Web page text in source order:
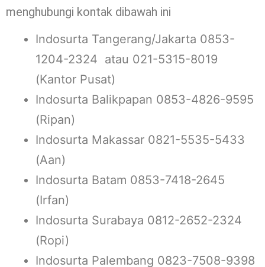
menghubungi kontak dibawah ini
Indosurta Tangerang/Jakarta 0853-
1204-2324 atau 021-5315-8019
(Kantor Pusat)
Indosurta Balikpapan 0853-4826-9595
(Ripan)
Indosurta Makassar 0821-5535-5433
(Aan)
Indosurta Batam 0853-7418-2645
(Irfan)
Indosurta Surabaya 0812-2652-2324
(Ropi)
Indosurta Palembang 0823-7508-9398